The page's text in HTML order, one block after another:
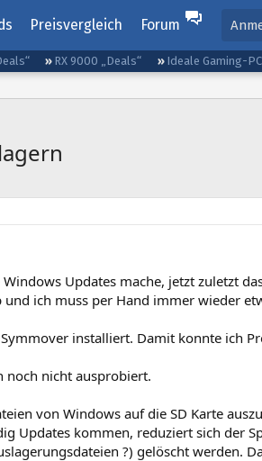
Preisvergleich Forum
RX 9000 „Deals“ Ideale Gaming-
Updates mache, jetzt zuletzt
ich muss per Hand immer wieder
installiert. Damit konnte ich
noch nicht ausprobiert.
von Windows auf die SD Karte
Updates kommen, reduziert sich der
?) gelöscht werden.